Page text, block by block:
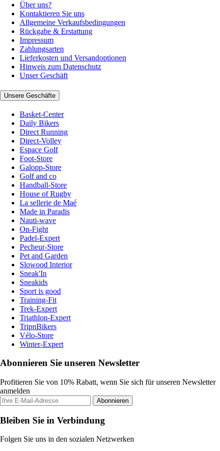
Über uns?
Kontaktieren Sie uns
Allgemeine Verkaufsbedingungen
Rückgabe & Erstattung
Impressum
Zahlungsarten
Lieferkosten und Versandoptionen
Hinweis zum Datenschutz
Unser Geschäft
Unsere Geschäfte
Basket-Center
Daily Bikers
Direct Running
Direct-Volley
Espace Golf
Foot-Store
Galopp-Store
Golf and co
Handball-Store
House of Rugby
La sellerie de Maé
Made in Paradis
Nauti-wave
On-Fight
Padel-Expert
Pecheur-Store
Pet and Garden
Slowood Interior
Sneak'In
Sneakids
Sport is good
Training-Fit
Trek-Expert
Triathlon-Expert
TripnBikers
Vélo-Store
Winter-Expert
Abonnieren Sie unseren Newsletter
Profitieren Sie von 10% Rabatt, wenn Sie sich für unseren Newsletter
anmelden
Abonnieren
Bleiben Sie in Verbindung
Folgen Sie uns in den sozialen Netzwerken